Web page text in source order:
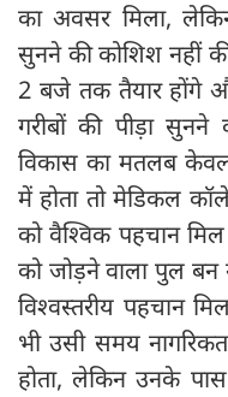
का अवसर मिला,
सुनने की कोशिश नहीं
2 बजे तक तैयार होंगे
गरीबों की पीड़ा
विकास का मतलब
में होता तो मेडिकल
को वैश्विक पहचान
को जोड़ने वाला पुल बन
विश्वस्तरीय पहचान
भी उसी समय
होता, लेकिन उनके